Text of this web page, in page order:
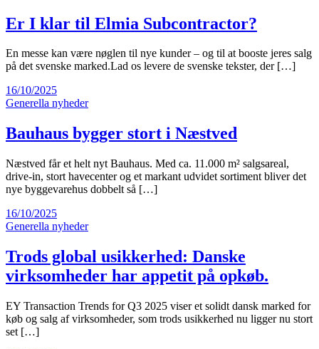
Er I klar til Elmia Subcontractor?
En messe kan være nøglen til nye kunder – og til at booste jeres salg
på det svenske marked.Lad os levere de svenske tekster, der […]
16/10/2025
Generella nyheder
Bauhaus bygger stort i Næstved
Næstved får et helt nyt Bauhaus. Med ca. 11.000 m² salgsareal,
drive-in, stort havecenter og et markant udvidet sortiment bliver det
nye byggevarehus dobbelt så […]
16/10/2025
Generella nyheder
Trods global usikkerhed: Danske
virksomheder har appetit på opkøb.
EY Transaction Trends for Q3 2025 viser et solidt dansk marked for
køb og salg af virksomheder, som trods usikkerhed nu ligger nu stort
set […]